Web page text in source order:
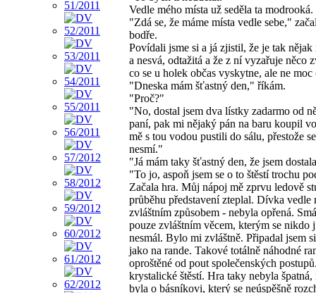
Vedle mého místa už seděla ta modrooká.
"Zdá se, že máme místa vedle sebe,"
bodře.
Povídali jsme si a já zjistil, že je tak nějak
a nesvá, odtažitá a že z ní vyzařuje něco
co se u holek občas vyskytne, ale ne moc
"Dneska mám šťastný den," říkám.
"Proč?"
"No, dostal jsem dva lístky zadarmo od
paní, pak mi nějaký pán na baru koupil
mě s tou vodou pustili do sálu, přestože
nesmí."
"Já mám taky šťastný den, že jsem
"To jo, aspoň jsem se o to štěstí trochu
Začala hra. Můj nápoj mě zprvu ledově
průběhu představení zteplal. Dívka vedle
zvláštním způsobem - nebyla opřená.
pouze zvláštním věcem, kterým se nikdo
nesmál. Bylo mi zvláštně. Připadal jsem
jako na rande. Takové totálně náhodné
oproštěné od pout společenských
krystalické štěstí. Hra taky nebyla špatná,
byla o básníkovi, který se neúspěšně